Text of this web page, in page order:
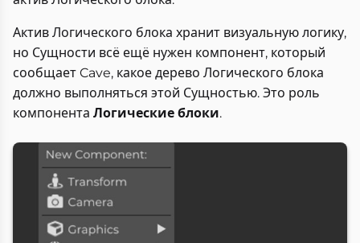
Актив Логического блока хранит визуальную логику,
но Сущности всё ещё нужен компонент, который
сообщает Cave, какое дерево Логического блока
должно выполняться этой Сущностью. Это роль
компонента Логические блоки.